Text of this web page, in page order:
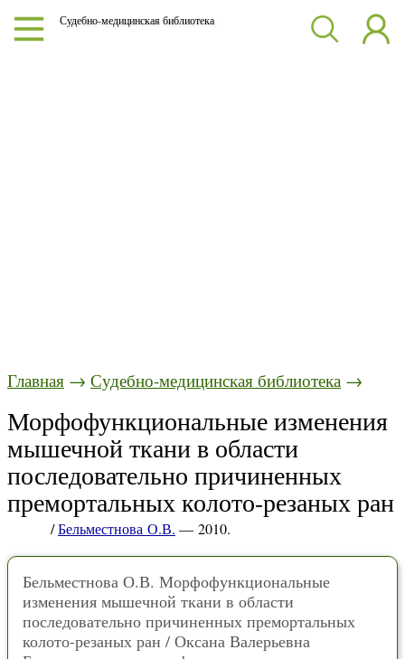
Судебно-медицинская библиотека
Главная → Судебно-медицинская библиотека →
Морфофункциональные изменения
мышечной ткани в области
последовательно причиненных
премортальных колото-резаных ран
/Бельместнова О.В. — 2010.
Бельместнова О.В. Морфофункциональные
изменения мышечной ткани в области
последовательно причиненных премортальных
колото-резаных ран / Оксана Валерьевна